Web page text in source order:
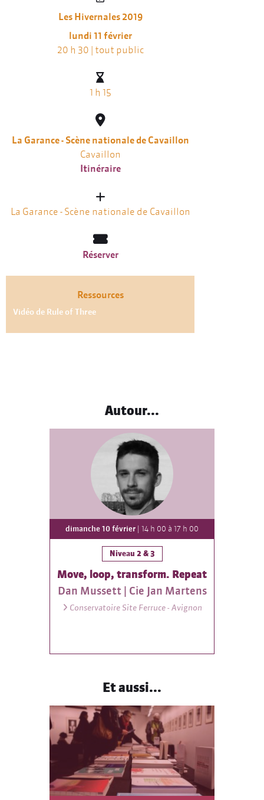
Les Hivernales 2019
lundi 11 février
20 h 30 | tout public
1 h 15
La Garance - Scène nationale de Cavaillon
Cavaillon
Itinéraire
La Garance - Scène nationale de Cavaillon
Réserver
Ressources
Vidéo de Rule of Three
Autour...
dimanche 10 février | 14 h 00 à 17 h 00
Niveau 2 & 3
Move, loop, transform. Repeat
Dan Mussett | Cie Jan Martens
Conservatoire Site Ferruce - Avignon
Et aussi...